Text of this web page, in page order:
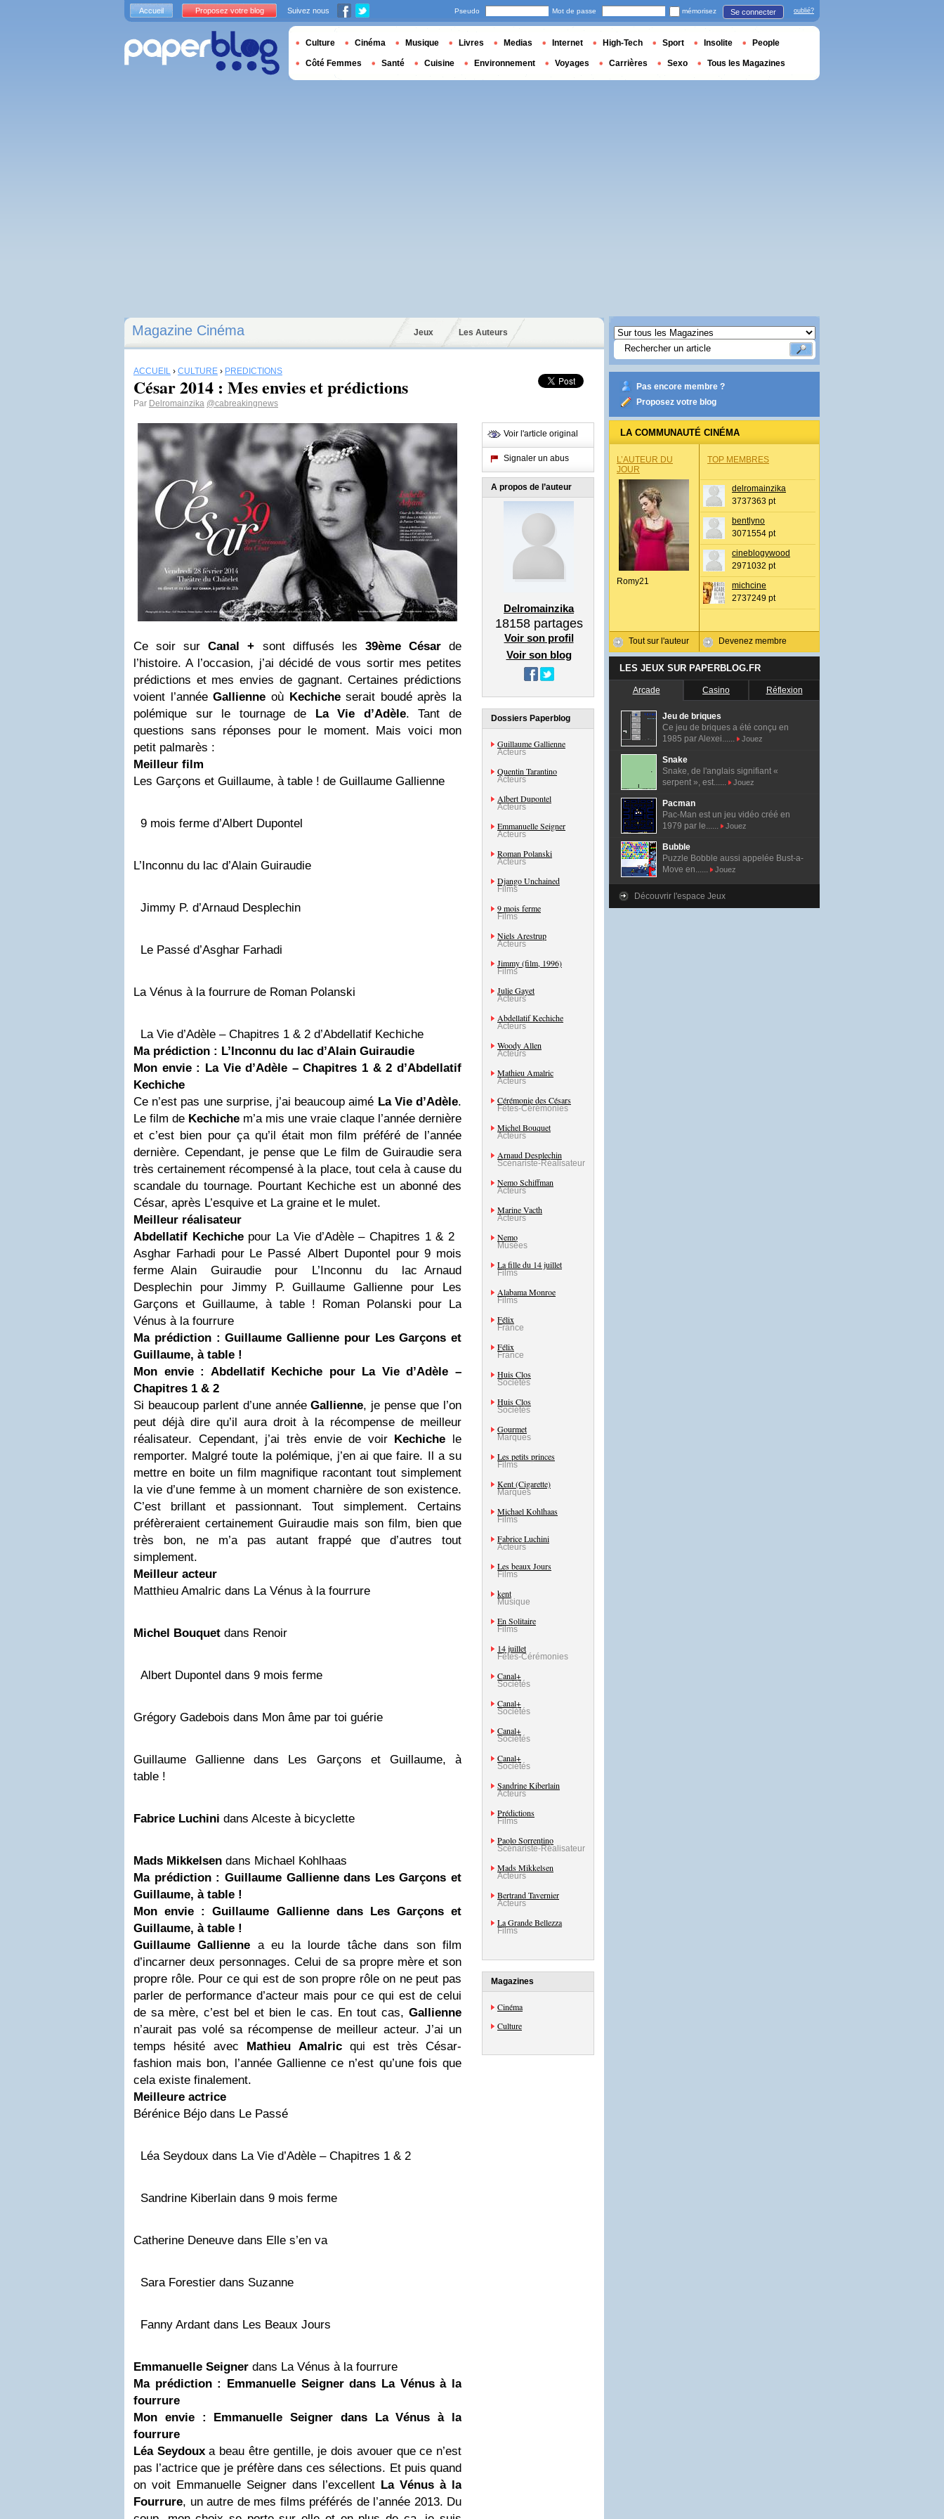
Magazine Cinéma Jeux Les Auteurs
ACCUEIL › CULTURE › PRÉDICTIONS
César 2014 : Mes envies et prédictions
Par Delromainzika @cabreakingnews
Ce soir surCanal + sont diffusés les 39ème Césarde
l’histoire. A l’occasion, j’ai décidé de vous sortir mes petites
prédictions et mes envies de gagnant. Certaines prédictions
voient l’annéeGallienne où Kechicheserait boudé après la
polémique sur le tournage de La Vie d’Adèle. Tant de
questions sans réponses pour le moment. Mais voici mon
petit palmarès :
Meilleur film
Les Garçons et Guillaume, à table ! de Guillaume Gallienne
9 mois ferme d’Albert Dupontel
L’Inconnu du lac d’Alain Guiraudie
Jimmy P. d’Arnaud Desplechin
Le Passé d’Asghar Farhadi
La Vénus à la fourrure de Roman Polanski
La Vie d’Adèle – Chapitres 1 & 2 d’Abdellatif Kechiche
Ma prédiction : L’Inconnu du lac d’Alain Guiraudie
Mon envie : La Vie d’Adèle – Chapitres 1 & 2 d’Abdellatif
Kechiche
Ce n’est pas une surprise, j’ai beaucoup aimé La Vie d’Adèle.
Le film de Kechiche m’a mis une vraie claque l’année dernière
et c’est bien pour ça qu’il était mon film préféré de l’année
dernière. Cependant, je pense que Le film de Guiraudie sera
très certainement récompensé à la place, tout cela à cause du
scandale du tournage. Pourtant Kechiche est un abonné des
César, après L’esquive et La graine et le mulet.
Meilleur réalisateur
Abdellatif Kechichepour La Vie d’Adèle – Chapitres 1 & 2
Asghar Farhadi pour Le Passé Albert Dupontel pour 9 mois
ferme Alain Guiraudie pour L’Inconnu du lac Arnaud
Desplechin pour Jimmy P. Guillaume Gallienne pour Les
Garçons et Guillaume, à table ! Roman Polanski pour La
Vénus à la fourrure
Ma prédiction :Guillaume Gallienne pour Les Garçons et
Guillaume, à table !
Mon envie : Abdellatif Kechiche pour La Vie d’Adèle –
Chapitres 1 & 2
Si beaucoup parlent d’une annéeGallienne, je pense que l’on
peut déjà dire qu’il aura droit à la récompense de meilleur
réalisateur. Cependant, j’ai très envie de voir Kechiche le
remporter. Malgré toute la polémique, j’en ai que faire. Il a su
mettre en boite un film magnifique racontant tout simplement
la vie d’une femme à un moment charnière de son existence.
C’est brillant et passionnant. Tout simplement. Certains
préfèreraient certainement Guiraudie mais son film, bien que
très bon, ne m’a pas autant frappé que d’autres tout
simplement.
Meilleur acteur
Matthieu Amalric dans La Vénus à la fourrure
Michel Bouquet dans Renoir
Albert Dupontel dans 9 mois ferme
Grégory Gadebois dans Mon âme par toi guérie
Guillaume Gallienne dans Les Garçons et Guillaume, à
table !
Fabrice Luchini dans Alceste à bicyclette
Mads Mikkelsen dans Michael Kohlhaas
Ma prédiction : Guillaume Gallienne dans Les Garçons et
Guillaume, à table !
Mon envie : Guillaume Gallienne dans Les Garçons et
Guillaume, à table !
Guillaume Gallienne a eu la lourde tâche dans son film
d’incarner deux personnages. Celui de sa propre mère et son
propre rôle. Pour ce qui est de son propre rôle on ne peut pas
parler de performance d’acteur mais pour ce qui est de celui
de sa mère, c’est bel et bien le cas. En tout cas, Gallienne
n’aurait pas volé sa récompense de meilleur acteur. J’ai un
temps hésité avec Mathieu Amalricqui est très César-
fashion mais bon, l’année Gallienne ce n’est qu’une fois que
cela existe finalement.
Meilleure actrice
Bérénice Béjo dans Le Passé
Léa Seydoux dans La Vie d’Adèle – Chapitres 1 & 2
Sandrine Kiberlain dans 9 mois ferme
Catherine Deneuve dans Elle s’en va
Sara Forestier dans Suzanne
Fanny Ardant dans Les Beaux Jours
Emmanuelle Seigner dans La Vénus à la fourrure
Ma prédiction : Emmanuelle Seigner dans La Vénus à la
fourrure
Mon envie : Emmanuelle Seigner dans La Vénus à la
fourrure
Léa Seydouxa beau être gentille, je dois avouer que ce n’est
pas l’actrice que je préfère dans ces sélections. Et puis quand
on voit Emmanuelle Seigner dans l’excellent La Vénus à la
Fourrure, un autre de mes films préférés de l’année 2013. Du
Voir l'article original
Signaler un abus
A propos de l’auteur
Delromainzika
18158partages
Voir son profil
Voir son blog
Dossiers Paperblog
Guillaume Gallienne
Acteurs
Quentin Tarantino
Acteurs
Albert Dupontel
Acteurs
Emmanuelle Seigner
Acteurs
Roman Polanski
Acteurs
Django Unchained
Films
9 mois ferme
Films
Niels Arestrup
Acteurs
Jimmy (film, 1996)
Films
Julie Gayet
Acteurs
Abdellatif Kechiche
Acteurs
Woody Allen
Acteurs
Mathieu Amalric
Acteurs
Cérémonie des Césars
Fêtes-Cérémonies
Michel Bouquet
Acteurs
Arnaud Desplechin
Scénariste-Réalisateur
Nemo Schiffman
Acteurs
Marine Vacth
Acteurs
Nemo
Musées
La fille du 14 juillet
Films
Alabama Monroe
Films
Félix
France
Félix
France
Huis Clos
Sociétés
Huis Clos
Sociétés
Gourmet
Marques
Les petits princes
Films
Kent (Cigarette)
Marques
Michael Kohlhaas
Films
Fabrice Luchini
Acteurs
Les beaux Jours
Films
kent
Musique
En Solitaire
Films
14 juillet
Fêtes-Cérémonies
Canal+
Sociétés
Canal+
Sociétés
Canal+
Sociétés
Canal+
Sociétés
Sandrine Kiberlain
Acteurs
Prédictions
Films
Paolo Sorrentino
Scénariste-Réalisateur
Mads Mikkelsen
Acteurs
Bertrand Tavernier
Acteurs
La Grande Bellezza
Films
Magazines
Cinéma
Culture
Pas encore membre ?
Proposez votre blog
LA COMMUNAUTÉ CINÉMA
L’AUTEUR DU
JOUR
Romy21
Tout sur l'auteur
TOP MEMBRES
delromainzika
3737363 pt
bentlyno
3071554 pt
cineblogywood
2971032 pt
michcine
2737249 pt
Devenez membre
LES JEUX SUR PAPERBLOG.FR
Arcade Casino Réflexion
Jeu de briques
Ce jeu de briques a été conçu en
1985 par Alexei......
Jouez
Snake
Snake, de l'anglais signifiant «
serpent », est......
Jouez
Pacman
Pac-Man est un jeu vidéo créé en
1979 par le......
Jouez
Bubble
Puzzle Bobble aussi appelée Bust-a-
Move en......
Jouez
Découvrir l'espace Jeux
Accueil Proposez votre blog Suivez nous Pseudo Mot de passe mémorisez Se connecter oublié?
Culture Cinéma Musique Livres Medias Internet High-Tech Sport Insolite People
Côté Femmes Santé Cuisine Environnement Voyages Carrières Sexo Tous les Magazines